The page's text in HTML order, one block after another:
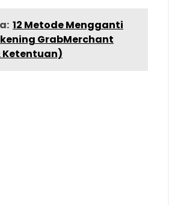
12 Metode Mengganti
GrabMerchant
Ketentuan)